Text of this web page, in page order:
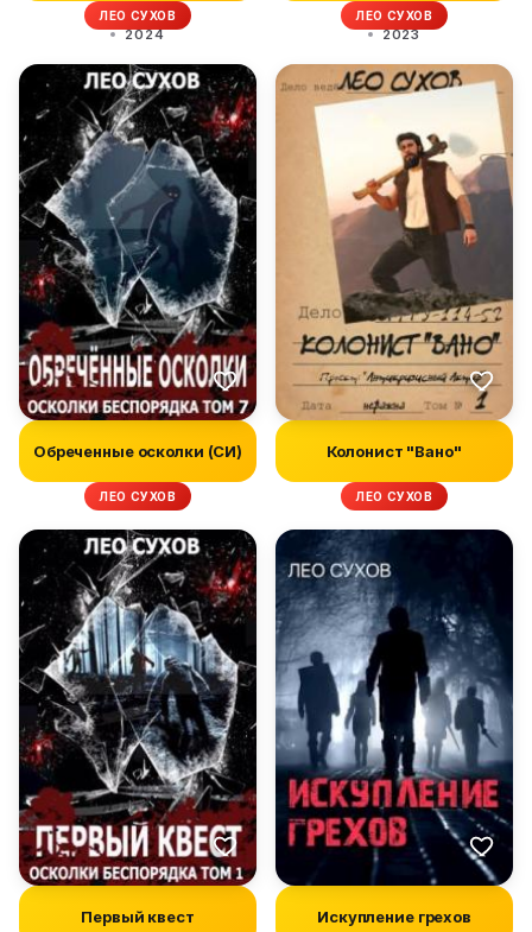
ЛЕО СУХОВ
2024
ЛЕО СУХОВ
2023
Обреченные осколки (СИ)
ЛЕО СУХОВ
Колонист "Вано"
ЛЕО СУХОВ
Первый квест Искупление грехов